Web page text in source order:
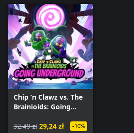
Chip ‘n Clawz vs. The
Brainioids: Going
32,49 zł 29,24 zł -10%